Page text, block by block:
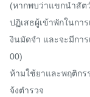
(หากพบว่าแขกนำสัต
ปฏิเสธผู้เข้าพักในกา
งินมัดจำ และจะมีการ
00)
ห้ามใช้ยาและพฤติกร
จ้งตำรวจ